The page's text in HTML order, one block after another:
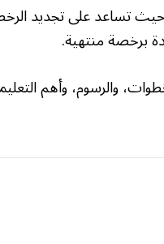
حيث تساعد على تجديد
برخصة منتهية.
والرسوم، وأهم